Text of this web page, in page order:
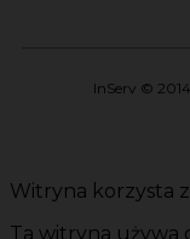
InServ ©
Witryna korzysta
Ta witryna używa